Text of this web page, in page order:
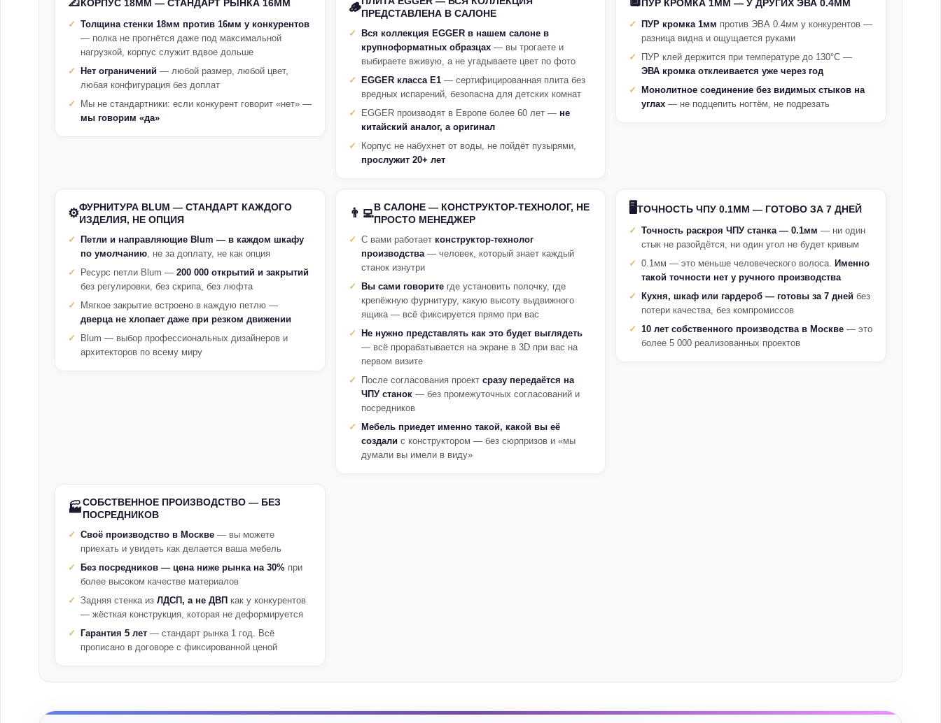
КОРПУС 18ММ — СТАНДАРТ РЫНКА 16ММ
Толщина стенки 18мм против 16мм у конкурентов
— полка не прогнётся даже под максимальной
нагрузкой, корпус служит вдвое дольше
Нет ограничений — любой размер, любой цвет,
любая конфигурация без доплат
Мы не стандартники: если конкурент говорит «нет» —
мы говорим «да»
🪵ПРЕДСТАВЛЕНА В САЛОНЕ
Вся коллекция EGGER в нашем салоне в
крупноформатных образцах— вы трогаете и
выбираете вживую, а не угадываете цвет по фото
EGGER класса E1— сертифицированная плита без
вредных испарений, безопасна для детских комнат
EGGER производят в Европе более 60 лет — не
китайский аналог, а оригинал
Корпус не набухнет от воды, не пойдёт пузырями,
прослужит 20+ лет
ПУР КРОМКА 1ММ — У ДРУГИХ ЭВА 0.4ММ
ПУР кромка 1мм против ЭВА 0.4мм у конкурентов —
разница видна и ощущается руками
ПУР клей держится при температуре до 130°С —
ЭВА кромка отклеивается уже через год
Монолитное соединение без видимых стыков на
углах — не подцепить ногтём, не подрезать
⚙️ФУРНИТУРА BLUM — СТАНДАРТ КАЖДОГО
ИЗДЕЛИЯ, НЕ ОПЦИЯ
Петли и направляющие Blum — в каждом шкафу
по умолчанию, не за доплату, не как опция
Ресурс петли Blum — 200 000 открытий и закрытий
без регулировки, без скрипа, без люфта
Мягкое закрытие встроено в каждую петлю —
дверца не хлопает даже при резком движении
Blum — выбор профессиональных дизайнеров и
архитекторов по всему миру
👨‍💻В САЛОНЕ — КОНСТРУКТОР-ТЕХНОЛОГ, НЕ
ПРОСТО МЕНЕДЖЕР
С вами работает конструктор-технолог
производства— человек, который знает каждый
станок изнутри
Вы сами говоритегде установить полочку, где
крепёжную фурнитуру, какую высоту выдвижного
ящика — всё фиксируется прямо при вас
Не нужно представлять как это будет выглядеть
— всё прорабатывается на экране в 3D при вас на
первом визите
После согласования проект сразу передаётся на
ЧПУ станок— без промежуточных согласований и
посредников
Мебель приедет именно такой, какой вы её
создали с конструктором — без сюрпризов и «мы
думали вы имели в виду»
🖥️ТОЧНОСТЬ ЧПУ 0.1ММ — ГОТОВО ЗА 7 ДНЕЙ
Точность раскроя ЧПУ станка — 0.1мм — ни один
стык не разойдётся, ни один угол не будет кривым
0.1мм — это меньше человеческого волоса. Именно
такой точности нет у ручного производства
Кухня, шкаф или гардероб — готовы за 7 дней без
потери качества, без компромиссов
10 лет собственного производства в Москве — это
более 5 000 реализованных проектов
🏭СОБСТВЕННОЕ ПРОИЗВОДСТВО — БЕЗ
ПОСРЕДНИКОВ
Своё производство в Москве — вы можете
приехать и увидеть как делается ваша мебель
Без посредников — цена ниже рынка на 30% при
более высоком качестве материалов
Задняя стенка из ЛДСП, а не ДВП как у конкурентов
— жёсткая конструкция, которая не деформируется
Гарантия 5 лет — стандарт рынка 1 год. Всё
прописано в договоре с фиксированной ценой